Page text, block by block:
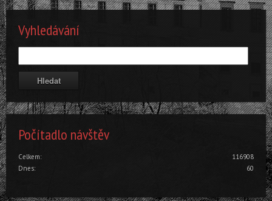
Vyhledávání
Počítadlo návštěv
116908
Celkem:
60
Dnes: